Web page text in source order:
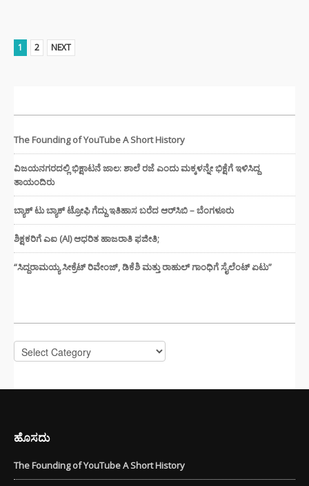
1 2 NEXT
The Founding of YouTube A Short History
ವಿಜಯನಗರದಲ್ಲಿ ಭಿಕ್ಷಾಟನೆ ಜಾಲ: ಶಾಲೆ ರಜೆ ಎಂದು ಮಕ್ಕಳನ್ನೇ ಭಿಕ್ಷೆಗೆ ಇಳಿಸಿದ್ದ
ತಾಯಂದಿರು
ಬ್ಯಾಕ್ ಟು ಬ್ಯಾಕ್ ಟ್ರೋಫಿ ಗೆದ್ದು ಇತಿಹಾಸ ಬರೆದ ಆರ್‌ಸಿಬಿ – ಬೆಂಗಳೂರು
ಶಿಕ್ಷಕರಿಗೆ ಎಐ (AI) ಆಧರಿತ ಹಾಜರಾತಿ ಫಜೀತಿ;
“ಸಿದ್ದರಾಮಯ್ಯ ಸೀಕ್ರೆಟ್ ರಿವೇಂಜ್‌, ಡಿಕೆಶಿ ಮತ್ತು ರಾಹುಲ್‌ ಗಾಂಧಿಗೆ ಸೈಲೆಂಟ್ ಏಟು”
Categories
ಹೊಸದು
The Founding of YouTube A Short History